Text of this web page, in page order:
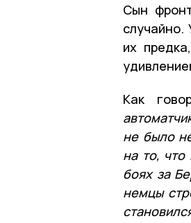
Сын
их
Как
не было
на то, что
боях за
немцы